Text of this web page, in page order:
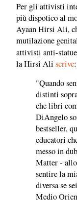
Per gli attivisti
più dispotico al
Ayaan Hirsi Ali,
mutilazione
attivisti anti-
la Hirsi Ali scrive:
"Quando
distinti
che libri
DiAngelo
bestseller,
educatori
messo in
Matter -
sentire la
diversa se
Medio